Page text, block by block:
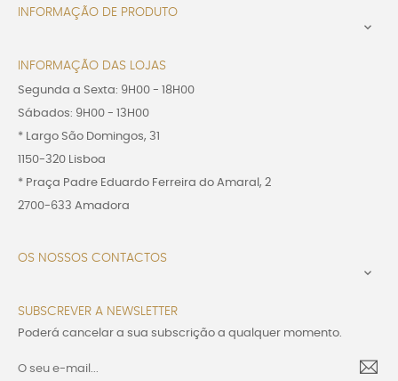
INFORMAÇÃO DE PRODUTO

INFORMAÇÃO DAS LOJAS
Segunda a Sexta: 9H00 - 18H00
Sábados: 9H00 - 13H00
* Largo São Domingos, 31
1150-320 Lisboa
* Praça Padre Eduardo Ferreira do Amaral, 2
2700-633 Amadora
OS NOSSOS CONTACTOS

SUBSCREVER A NEWSLETTER
Poderá cancelar a sua subscrição a qualquer momento.